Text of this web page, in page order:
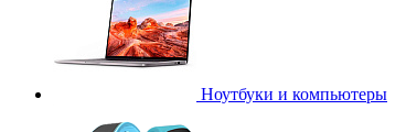
Ноутбуки и компьютеры